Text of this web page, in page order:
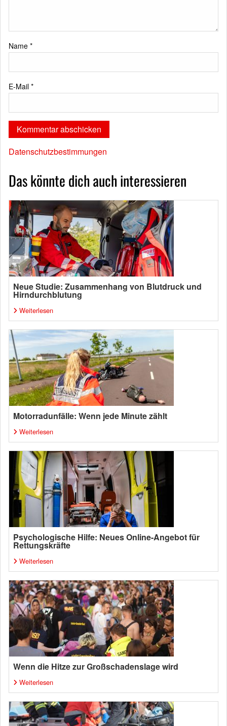
Name *
E-Mail *
Datenschutzbestimmungen
Das könnte dich auch interessieren
Neue Studie: Zusammenhang von Blutdruck und
Hirndurchblutung
Weiterlesen
Motorradunfälle: Wenn jede Minute zählt
Weiterlesen
Psychologische Hilfe: Neues Online-Angebot für
Rettungskräfte
Weiterlesen
Wenn die Hitze zur Großschadenslage wird
Weiterlesen